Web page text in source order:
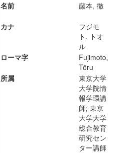
名前 藤本, 徹
カナ
フジモ
ト, トオ
ル
ローマ字
Fujimoto,
Tōru
所属
東京大学
大学院情
報学環講
師; 東京
大学大学
総合教育
研究セン
ター講師